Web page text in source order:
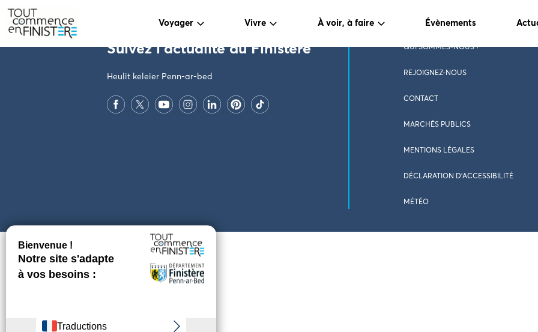
Voyager Vivre À voir, à faire Évènements
Suivez l'actualité du Finistère
Heulit keleier Penn-ar-bed
QUI SOMMES-NOUS ?
REJOIGNEZ-NOUS
CONTACT
MARCHÉS PUBLICS
MENTIONS LÉGALES
DÉCLARATION D’ACCESSIBILITÉ
MÉTÉO